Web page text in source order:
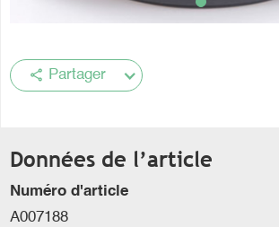
share Partager
Données de l’article
Numéro d'article
A007188